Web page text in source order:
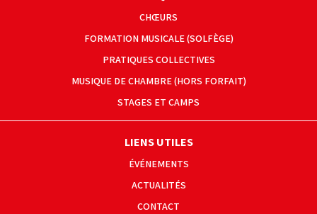
CHŒURS
FORMATION MUSICALE (SOLFÈGE)
PRATIQUES COLLECTIVES
MUSIQUE DE CHAMBRE (HORS FORFAIT)
STAGES ET CAMPS
LIENS UTILES
ÉVÉNEMENTS
ACTUALITÉS
CONTACT